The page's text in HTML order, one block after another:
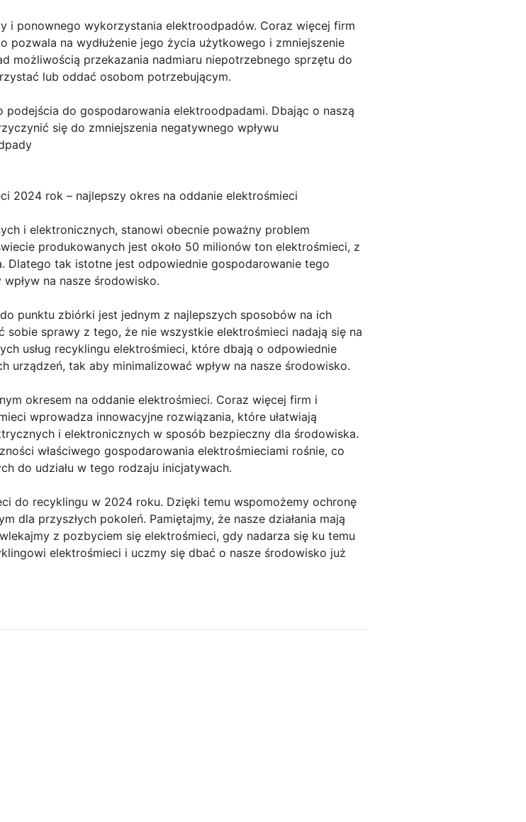
i ponownego wykorzystania elektroodpadów. Coraz więcej firm
pozwala na wydłużenie jego życia użytkowego i zmniejszenie
możliwością przekazania nadmiaru niepotrzebnego sprzętu do
lub oddać osobom potrzebującym.
do gospodarowania elektroodpadami. Dbając o naszą
się do zmniejszenia negatywnego wpływu
2024 rok – najlepszy okres na oddanie elektrośmieci
i elektronicznych, stanowi obecnie poważny problem
produkowanych jest około 50 milionów ton elektrośmieci, z
Dlatego tak istotne jest odpowiednie gospodarowanie tego
na nasze środowisko.
punktu zbiórki jest jednym z najlepszych sposobów na ich
sobie sprawy z tego, że nie wszystkie elektrośmieci nadają się na
usług recyklingu elektrośmieci, które dbają o odpowiednie
urządzeń, tak aby minimalizować wpływ na nasze środowisko.
okresem na oddanie elektrośmieci. Coraz więcej firm i
wprowadza innowacyjne rozwiązania, które ułatwiają
i elektronicznych w sposób bezpieczny dla środowiska.
właściwego gospodarowania elektrośmieciami rośnie, co
do udziału w tego rodzaju inicjatywach.
do recyklingu w 2024 roku. Dzięki temu wspomożemy ochronę
dla przyszłych pokoleń. Pamiętajmy, że nasze działania mają
z pozbyciem się elektrośmieci, gdy nadarza się ku temu
elektrośmieci i uczmy się dbać o nasze środowisko już